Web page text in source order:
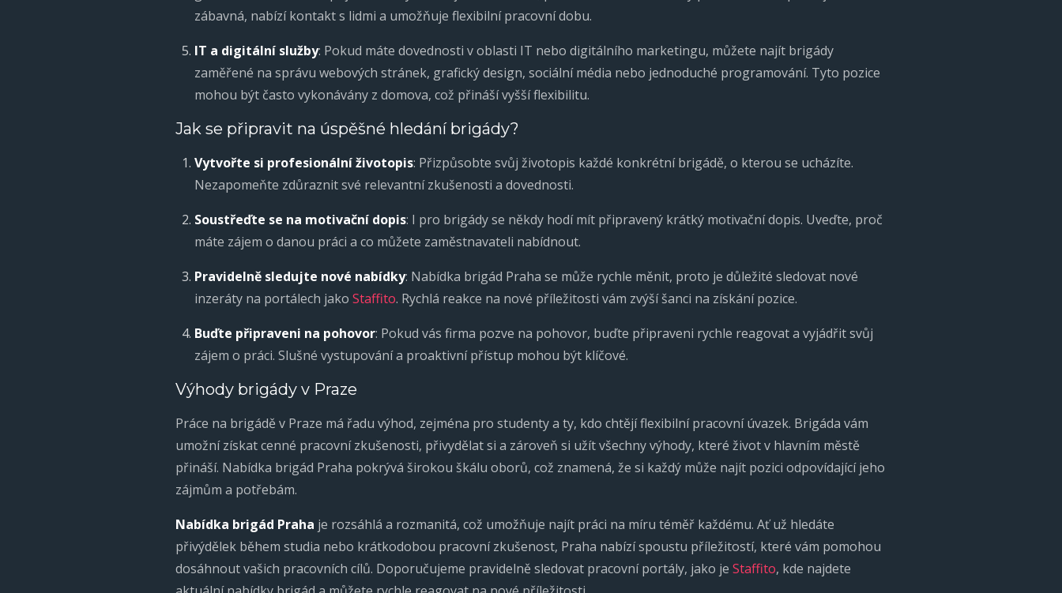
zábavná, nabízí kontakt s lidmi a umožňuje flexibilní pracovní dobu.
IT a digitální služby: Pokud máte dovednosti v oblasti IT nebo digitálního marketingu, můžete najít brigády
zaměřené na správu webových stránek, grafický design, sociální média nebo jednoduché programování. Tyto pozice
mohou být často vykonávány z domova, což přináší vyšší flexibilitu.
Jak se připravit na úspěšné hledání brigády?
Vytvořte si profesionální životopis: Přizpůsobte svůj životopis každé konkrétní brigádě, o kterou se ucházíte.
Nezapomeňte zdůraznit své relevantní zkušenosti a dovednosti.
Soustřeďte se na motivační dopis: I pro brigády se někdy hodí mít připravený krátký motivační dopis. Uveďte, proč
máte zájem o danou práci a co můžete zaměstnavateli nabídnout.
Pravidelně sledujte nové nabídky: Nabídka brigád Praha se může rychle měnit, proto je důležité sledovat nové
inzeráty na portálech jako Staffito. Rychlá reakce na nové příležitosti vám zvýší šanci na získání pozice.
Buďte připraveni na pohovor: Pokud vás firma pozve na pohovor, buďte připraveni rychle reagovat a vyjádřit svůj
zájem o práci. Slušné vystupování a proaktivní přístup mohou být klíčové.
Výhody brigády v Praze
Práce na brigádě v Praze má řadu výhod, zejména pro studenty a ty, kdo chtějí flexibilní pracovní úvazek. Brigáda vám
umožní získat cenné pracovní zkušenosti, přivydělat si a zároveň si užít všechny výhody, které život v hlavním městě
přináší. Nabídka brigád Praha pokrývá širokou škálu oborů, což znamená, že si každý může najít pozici odpovídající jeho
zájmům a potřebám.
Nabídka brigád Praha je rozsáhlá a rozmanitá, což umožňuje najít práci na míru téměř každému. Ať už hledáte
přivýdělek během studia nebo krátkodobou pracovní zkušenost, Praha nabízí spoustu příležitostí, které vám pomohou
dosáhnout vašich pracovních cílů. Doporučujeme pravidelně sledovat pracovní portály, jako je Staffito, kde najdete